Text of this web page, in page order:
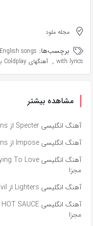
مجله ملود
برچسب‌ها: English songs
with lyrics
, آهنگهای Coldplay با متن
مشاهده بیشتر
آهنگ انگلیسی Specter از Bad Omens به همراه متن و ترجمه مجزا
آهنگ انگلیسی Impose از Bad Omens به همراه متن و ترجمه مجزا
مجزا
آهنگ انگلیسی Lighters از Bad Meets Evil به همراه متن و ترجمه مجزا
مجزا